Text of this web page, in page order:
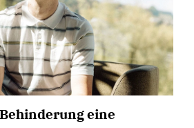
eine